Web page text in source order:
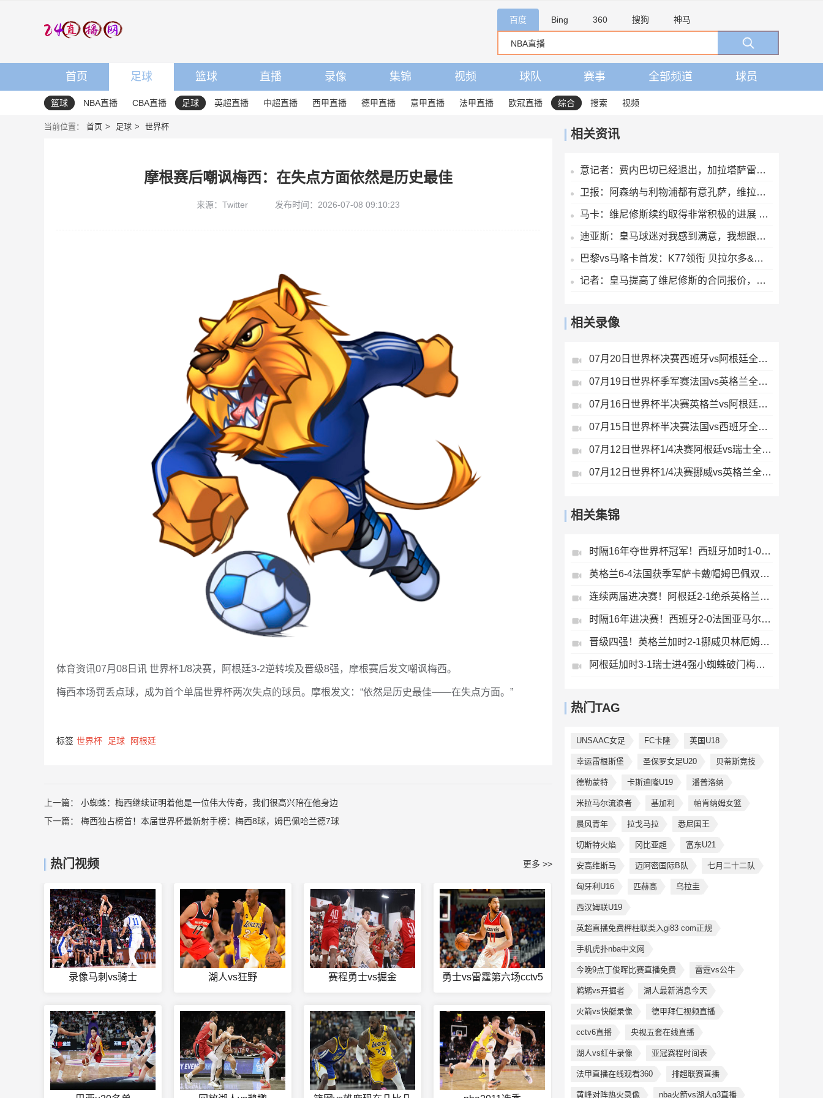
百度 Bing 360 搜狗 神马
首页 足球 篮球 直播 录像 集锦 视频 球队 赛事 全部频道 球员
篮球 NBA直播 CBA直播 足球 英超直播 中超直播 西甲直播 德甲直播 意甲直播 法甲直播 欧冠直播 综合 搜索 视频
当前位置： 首页 足球 世界杯
摩根赛后嘲讽梅西：在失点方面依然是历史最佳
来源：Twitter 发布时间：2026-07-08 09:10:23
体育资讯07月08日讯 世界杯1/8决赛，阿根廷3-2逆转埃及晋级8强，摩根赛后发文嘲讽梅西。
梅西本场罚丢点球，成为首个单届世界杯两次失点的球员。摩根发文：“依然是历史最佳——在失点方面。”
标签 世界杯 足球 阿根廷
上一篇： 小蜘蛛：梅西继续证明着他是一位伟大传奇，我们很高兴陪在他身边
下一篇： 梅西独占榜首！本届世界杯最新射手榜：梅西8球，姆巴佩哈兰德7球
热门视频 更多 >>
录像马刺vs骑士 湖人vs狂野 赛程勇士vs掘金 勇士vs雷霆第六场cctv5
相关资讯
意记者：费内巴切已经退出，加拉塔萨雷仍在坚持要签下莱奥
卫报：阿森纳与利物浦都有意孔萨，维拉要价6000万镑
马卡：维尼修斯续约取得非常积极的进展 迪奥曼德交易已接近完成
迪亚斯：皇马球迷对我感到满意，我想跟随穆里尼奥赢得冠军
巴黎vs马略卡首发：K77领衔 贝拉尔多&萨福诺夫出战 多人轮换
记者：皇马提高了维尼修斯的合同报价，老佛爷不想放他免费离队
相关录像
07月20日世界杯决赛西班牙vs阿根廷全场录像
07月19日世界杯季军赛法国vs英格兰全场录像
07月16日世界杯半决赛英格兰vs阿根廷全场录像
07月15日世界杯半决赛法国vs西班牙全场录像
07月12日世界杯1/4决赛阿根廷vs瑞士全场录像
07月12日世界杯1/4决赛挪威vs英格兰全场录像
相关集锦
时隔16年夺世界杯冠军！西班牙加时1-0阿根廷费兰制胜恩佐染红
英格兰6-4法国获季军萨卡戴帽姆巴佩双响创纪录奥利塞2助+失良机
连续两届进决赛！阿根廷2-1绝杀英格兰劳塔罗恩佐破门梅西两助攻
时隔16年进决赛！西班牙2-0法国亚马尔造点奥亚萨瓦尔、波罗破门
晋级四强！英格兰加时2-1挪威贝林厄姆连场双响谢尔德鲁普破门
阿根廷加时3-1瑞士进4强小蜘蛛破门梅西助攻麦卡恩博洛假摔染红
热门TAG
UNSAAC女足 FC卡隆 英国U18
幸运雷根斯堡 圣保罗女足U20 贝蒂斯竞技
德勒蒙特 卡斯迪隆U19 潘普洛纳
米拉马尔流浪者 基加利 帕肯纳姆女篮
晨风青年 拉戈马拉 悉尼国王
切斯特火焰 冈比亚超 富东U21
安高维斯马 迈阿密国际B队 七月二十二队
匈牙利U16 匹赫高 乌拉圭
西汉姆联U19
英超直播免费柙柱联类入gi83 com正规
手机虎扑nba中文网
今晚9点丁俊晖比赛直播免费 雷霆vs公牛
鹈鹕vs开掘者 湖人最新消息今天
火箭vs快艇录像 德甲拜仁视频直播
cctv6直播 央视五套在线直播
湖人vs红牛录像 亚冠赛程时间表
法甲直播在线观看360 排超联赛直播
黄峰对阵热火录像 nba火箭vs湖人g3直播